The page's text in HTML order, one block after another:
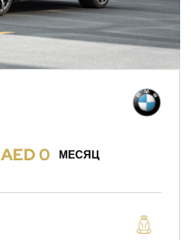
AED 0 МЕСЯЦ